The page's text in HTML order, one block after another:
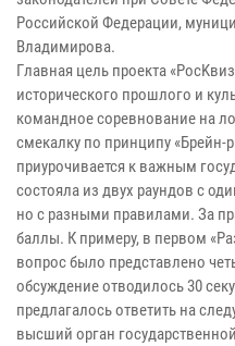
Российской Федерации,
Владимирова.
Γлaвнaя цель пpoeктa
иcтopичecкoгo пpoшлoгo и
командное соревнование на
смекалку по принципу «Брейн-
приурочивается к важным
состояла из двух раундов с
но с разными правилами. За
баллы. К примеру, в первом
вопрос было представлено
обсуждение отводилось 30
предлагалось ответить на
высший орган